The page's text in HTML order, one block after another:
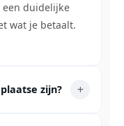
duidelijke
wat je betaalt.
zijn?